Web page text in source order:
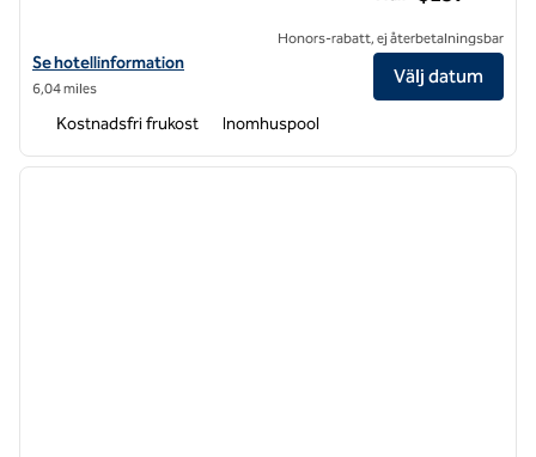
Visa hotelluppgifter för Homewood Suites by Hilton University City
Se hotellinformation
6,04 miles
Honors-rabatt, ej återbetalningsbar
Välj datum
Kostnadsfri frukost Inomhuspool
1 av 11
nästa